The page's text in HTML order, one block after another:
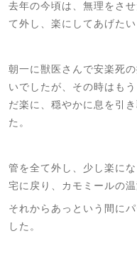
去年の今頃は、無理をさ
て外し、楽にしてあげた
朝一に獣医さんで安楽死
いでしたが、その時はも
だ楽に、穏やかに息を引
た。
管を全て外し、少し楽に
宅に戻り、カモミールの
それからあっという間に
した。